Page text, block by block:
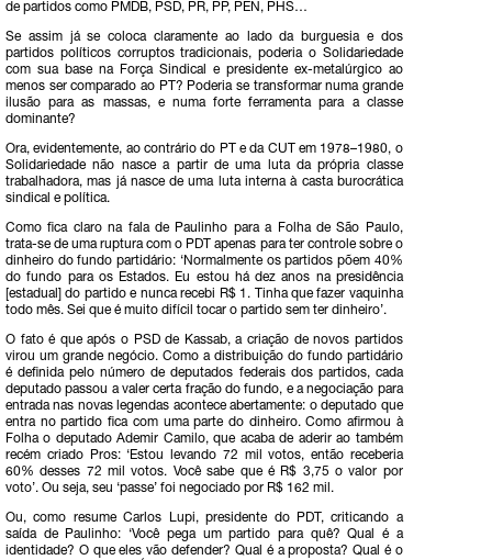
de partidos como PMDB, PSD, PR, PP, PEN, PHS…
Se assim já se coloca claramente ao lado da burguesia e dos
partidos políticos corruptos tradicionais, poderia o Solidariedade
com sua base na Força Sindical e presidente ex-metalúrgico ao
menos ser comparado ao PT? Poderia se transformar numa grande
ilusão para as massas, e numa forte ferramenta para a classe
dominante?
Ora, evidentemente, ao contrário do PT e da CUT em 1978–1980, o
Solidariedade não nasce a partir de uma luta da própria classe
trabalhadora, mas já nasce de uma luta interna à casta burocrática
sindical e política.
Como fica claro na fala de Paulinho para a Folha de São Paulo,
trata-se de uma ruptura com o PDT apenas para ter controle sobre o
dinheiro do fundo partidário: ‘Normalmente os partidos põem 40%
do fundo para os Estados. Eu estou há dez anos na presidência
[estadual] do partido e nunca recebi R$ 1. Tinha que fazer vaquinha
todo mês. Sei que é muito difícil tocar o partido sem ter dinheiro’.
O fato é que após o PSD de Kassab, a criação de novos partidos
virou um grande negócio. Como a distribuição do fundo partidário
é definida pelo número de deputados federais dos partidos, cada
deputado passou a valer certa fração do fundo, e a negociação para
entrada nas novas legendas acontece abertamente: o deputado que
entra no partido fica com uma parte do dinheiro. Como afirmou à
Folha o deputado Ademir Camilo, que acaba de aderir ao também
recém criado Pros: ‘Estou levando 72 mil votos, então receberia
60% desses 72 mil votos. Você sabe que é R$ 3,75 o valor por
voto’. Ou seja, seu ‘passe’ foi negociado por R$ 162 mil.
Ou, como resume Carlos Lupi, presidente do PDT, criticando a
saída de Paulinho: ‘Você pega um partido para quê? Qual é a
identidade? O que eles vão defender? Qual é a proposta? Qual é o